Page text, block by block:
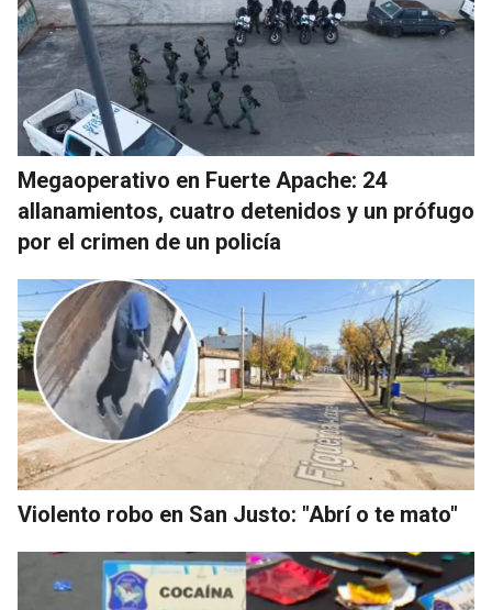
Megaoperativo en Fuerte Apache: 24
allanamientos, cuatro detenidos y un prófugo
por el crimen de un policía
Violento robo en San Justo: "Abrí o te mato"